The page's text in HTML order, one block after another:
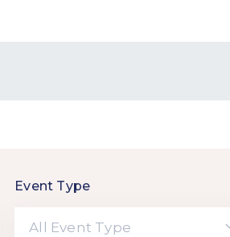
Event Type
All Event Type